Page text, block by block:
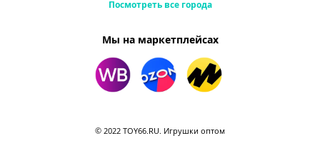
Посмотреть все города
Мы на маркетплейсах
© 2022 TOY66.RU. Игрушки оптом